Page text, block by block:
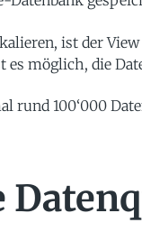
ist der
möglich, die
rund 100‘000